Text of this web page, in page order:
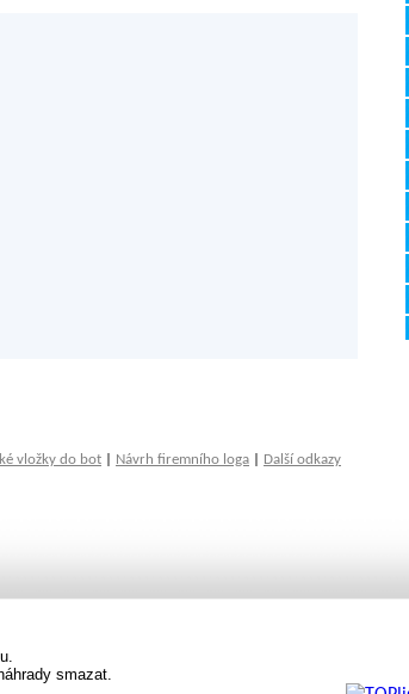
vložky do bot Návrh firemního loga Další odkazy
smazat.